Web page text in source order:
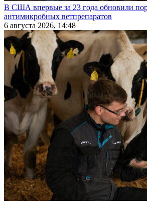
В США впервые за 23 года обновили
антимикробных ветпрепаратов
6 августа 2026, 14:48